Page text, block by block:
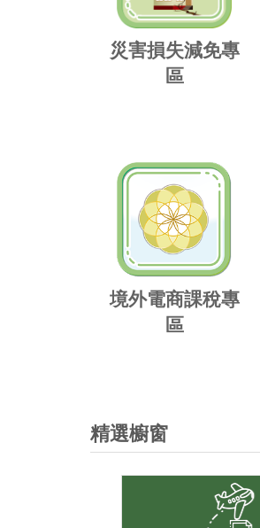
災害損失減免專
區
境外電商課稅專
區
精選櫥窗